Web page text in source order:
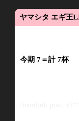
ヤマシタ エギ王
今期 7＝計7杯